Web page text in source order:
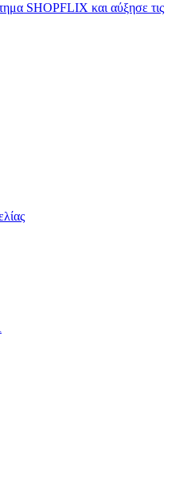
SHOPFLIX και αύξησε τις